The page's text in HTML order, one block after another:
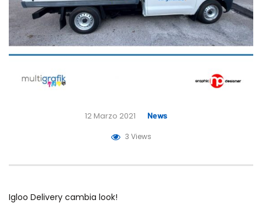
12 Marzo 2021 News
3 Views
Igloo Delivery cambia look!